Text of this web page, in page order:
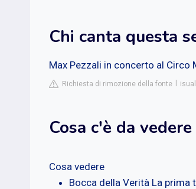
Chi canta questa
Max Pezzali in concerto al Circo
Richiesta di rimozione della fonte
Cosa c'è da
Cosa vedere
Bocca della Verità La prima